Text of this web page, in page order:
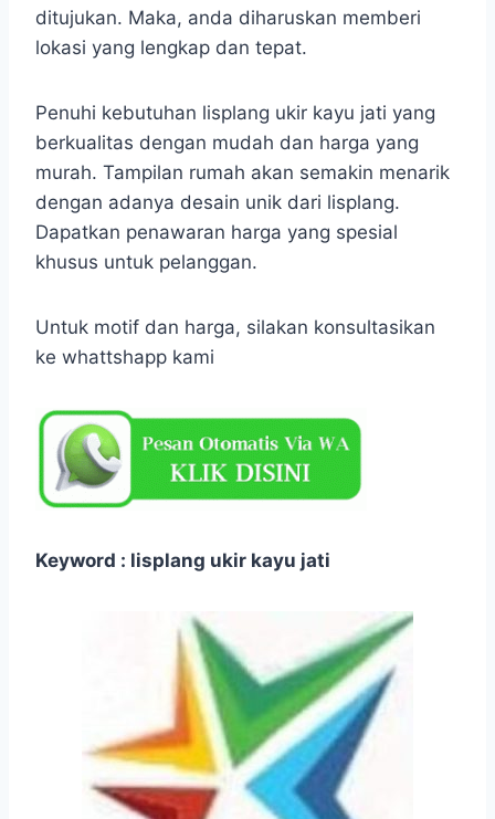
ditujukan. Maka, anda diharuskan memberi
lokasi yang lengkap dan tepat.
Penuhi kebutuhan lisplang ukir kayu jati yang
berkualitas dengan mudah dan harga yang
murah. Tampilan rumah akan semakin menarik
dengan adanya desain unik dari lisplang.
Dapatkan penawaran harga yang spesial
khusus untuk pelanggan.
Untuk motif dan harga, silakan konsultasikan
ke whattshapp kami
Keyword : lisplang ukir kayu jati